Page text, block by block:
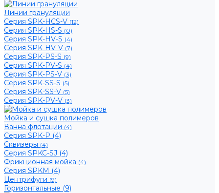
Линии грануляции
Серия SPK-HCS-V (12)
Серия SPK-HS-S (0)
Серия SPK-HV-S (4)
Серия SPK-HV-V (7)
Серия SPK-PS-S (9)
Серия SPK-PV-S (4)
Серия SPK-PS-V (3)
Серия SPK-SS-S (5)
Серия SPK-SS-V (5)
Серия SPK-PV-V (3)
Мойка и сушка полимеров
Ванна флотации (4)
Серия SPK-P (4)
Сквизеры (4)
Серия SPKC-SJ (4)
Фрикционная мойка (4)
Серия SPKM (4)
Центрифуги (9)
Горизонтальные (9)